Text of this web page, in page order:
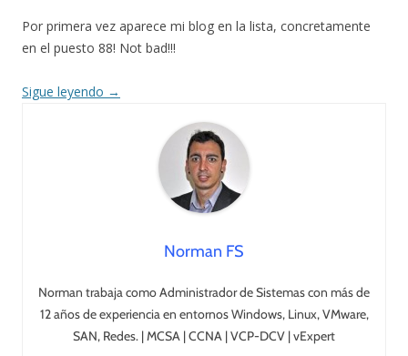
Por primera vez aparece mi blog en la lista, concretamente
en el puesto 88! Not bad!!!
Sigue leyendo →
Norman FS
Norman trabaja como Administrador de Sistemas con más de
12 años de experiencia en entornos Windows, Linux, VMware,
SAN, Redes. | MCSA | CCNA | VCP-DCV | vExpert